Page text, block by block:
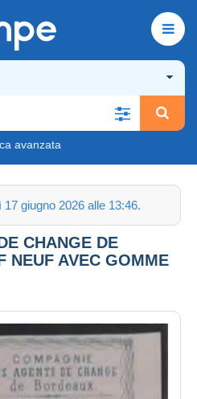
avanzata
giugno 2026 alle 13:46.
CHANGE DE
NEUF AVEC GOMME